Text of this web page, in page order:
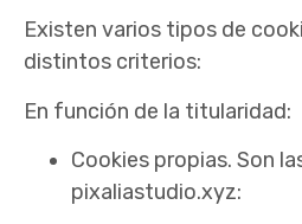
Existen varios tipos de
distintos criterios:
En función de la titularidad:
Cookies propias. Son
pixaliastudio.xyz: